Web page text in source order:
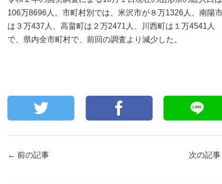
0138-34-2525
営業時間 9:00～18:00
025-210-1200
営業時間 9:00～18:00
106万8696人。市町村別では、米沢市が８万1326人、南陽
は３万437人、高畠町は２万2471人、川西町は１万4541人
で、県内全市町村で、前回の調査より減少した。
← 前の記事 次の記事